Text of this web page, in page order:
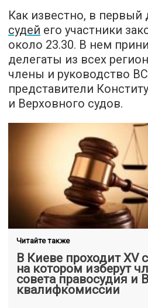
Как известно, в первый
судей его участники
около 23.30. В нем
делегаты из всех
члены и руководство
представители
и Верховного судов.
Читайте также
В Киеве проходит XV
на котором изберут
совета правосудия и
квалифкомиссии